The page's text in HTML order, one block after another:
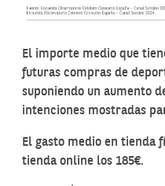
El importe medio que
futuras compras de
suponiendo un aumento
intenciones mostradas
El gasto medio en tienda
tienda online los 185€.